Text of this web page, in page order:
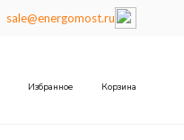
sale@energomost.ru
Избранное Корзина